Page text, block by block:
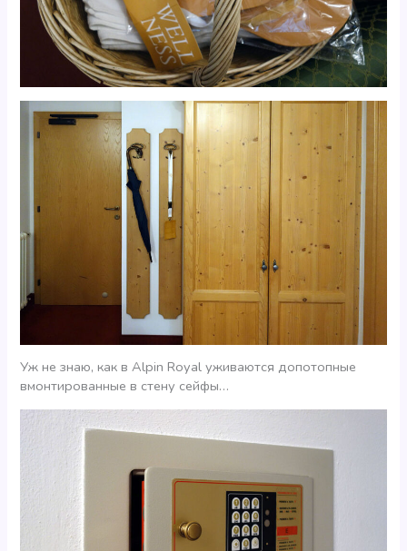
Уж не знаю, как в Alpin Royal уживаются допотопные
вмонтированные в стену сейфы…